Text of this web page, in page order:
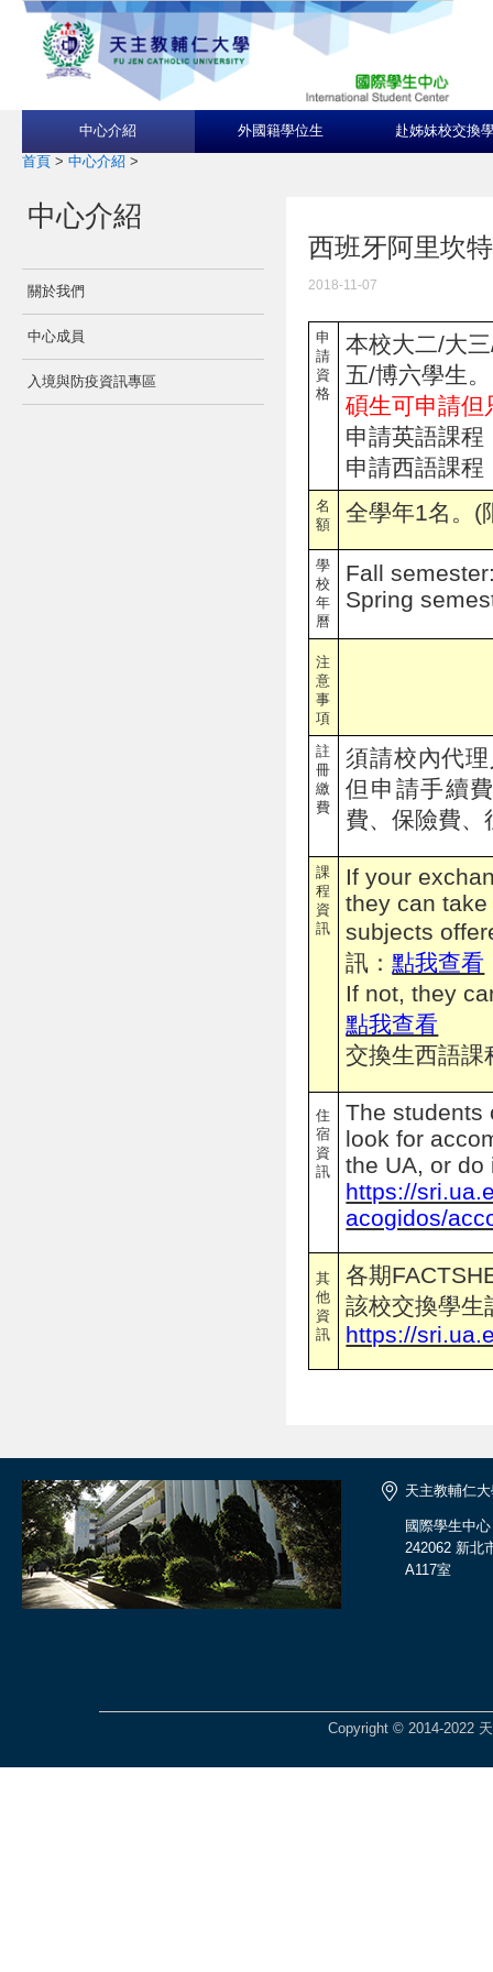
中心介紹 外國籍學位生 赴姊妹校交換
首頁 > 中心介紹 >
中心介紹
關於我們
中心成員
入境與防疫資訊專區
西班牙阿里坎
2018-11-07
申
請
資
格
本校大二/大
五/博六學生。
碩生可申請但
申請英語課程
申請西語課程
名
額
全學年1名。(
學
校
年
曆
Fall
Spring
注
意
事
項
註
冊
繳
費
須請校內代
但申請手續
費、保險費、
課
程
資
訊
If your
they can
subjects
訊：點我查看
If not, they
點我查看
交換生西語
住
宿
資
訊
The students
look for
the UA, or
https://
acogidos/
其
他
資
訊
各期
該校交換學生
https://
天主教輔仁
國際學生中心
242062 新北
A117室
Copyright © 2014-2022